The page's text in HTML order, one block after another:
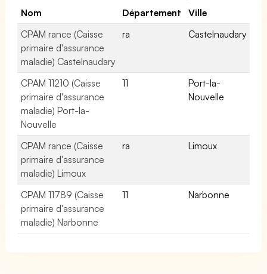
Nom Département
Ville
CPAM rance (Caisse
primaire d'assurance
maladie) Castelnaudary
ra Castelnaudary
CPAM 11210 (Caisse
primaire d'assurance
maladie) Port-la-
Nouvelle
11
Port-la-
Nouvelle
CPAM rance (Caisse
primaire d'assurance
maladie) Limoux
ra Limoux
CPAM 11789 (Caisse
primaire d'assurance
maladie) Narbonne
11 Narbonne